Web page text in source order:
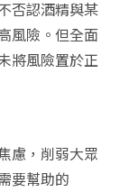
否認酒精與某
風險。但全面
將風險置於正
慮，削弱大眾
要幫助的